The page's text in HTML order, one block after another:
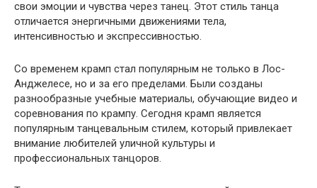
свои эмоции и чувства через танец. Этот стиль танца
отличается энергичными движениями тела,
интенсивностью и экспрессивностью.
Со временем крамп стал популярным не только в Лос-
Анджелесе, но и за его пределами. Были созданы
разнообразные учебные материалы, обучающие видео и
соревнования по крампу. Сегодня крамп является
популярным танцевальным стилем, который привлекает
внимание любителей уличной культуры и
профессиональных танцоров.